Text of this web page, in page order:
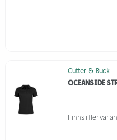
Cutter & Buck
OCEANSIDE
Finns i fler